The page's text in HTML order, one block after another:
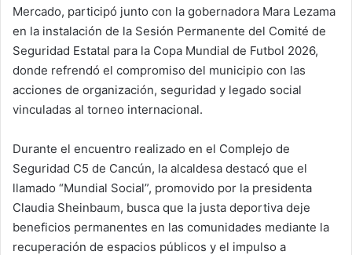
Mercado, participó junto con la gobernadora Mara Lezama
en la instalación de la Sesión Permanente del Comité de
Seguridad Estatal para la Copa Mundial de Futbol 2026,
donde refrendó el compromiso del municipio con las
acciones de organización, seguridad y legado social
vinculadas al torneo internacional.
Durante el encuentro realizado en el Complejo de
Seguridad C5 de Cancún, la alcaldesa destacó que el
llamado “Mundial Social”, promovido por la presidenta
Claudia Sheinbaum, busca que la justa deportiva deje
beneficios permanentes en las comunidades mediante la
recuperación de espacios públicos y el impulso a